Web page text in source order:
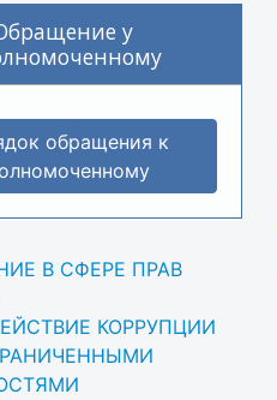
у
обращения к
В СФЕРЕ ПРАВ
КОРРУПЦИИ